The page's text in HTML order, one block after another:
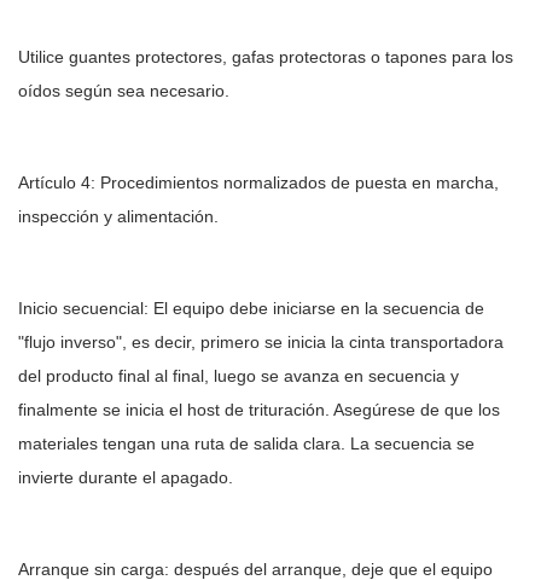
Utilice guantes protectores, gafas protectoras o tapones para los
oídos según sea necesario.
Artículo 4: Procedimientos normalizados de puesta en marcha,
inspección y alimentación.
Inicio secuencial: El equipo debe iniciarse en la secuencia de
"flujo inverso", es decir, primero se inicia la cinta transportadora
del producto final al final, luego se avanza en secuencia y
finalmente se inicia el host de trituración. Asegúrese de que los
materiales tengan una ruta de salida clara. La secuencia se
invierte durante el apagado.
Arranque sin carga: después del arranque, deje que el equipo